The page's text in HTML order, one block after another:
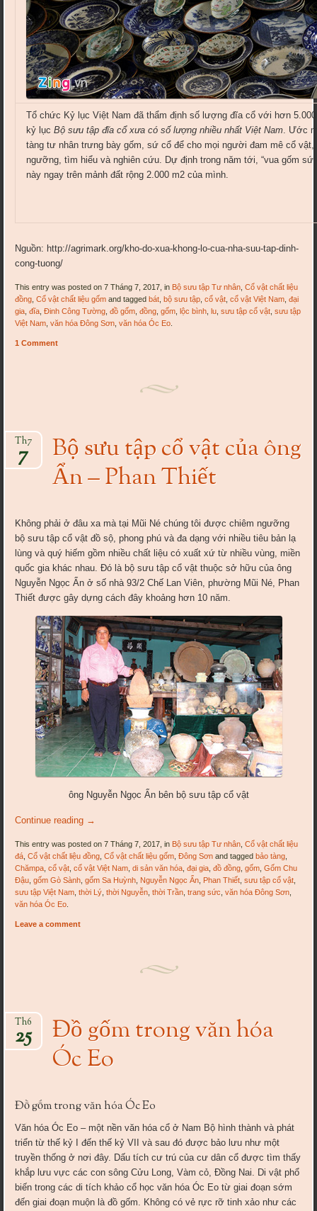
Tổ chức Kỷ lục Việt Nam đã thẩm định số lượng đĩa cổ với hơn
kỷ lục Bộ sưu tập đĩa cổ xưa có số lượng nhiều nhất Việt Nam . Ước
tàng tư nhân trưng bày gốm, sứ cổ để cho mọi người đam mê cổ
ngưỡng, tìm hiểu và nghiên cứu. Dự định trong năm tới, “vua gốm sứ
này ngay trên mảnh đất rộng 2.000 m2 của mình.
Nguồn: http://agrimark.org/kho-do-xua-khong-lo-cua-nha-suu-tap-dinh-
cong-tuong/
This entry was posted on 7 Tháng 7, 2017, in Bộ sưu tập Tư nhân ,Cổ vật chất liệu
đồng ,Cổ vật chất liệu gốm and taggedbát ,bộ sưu tập ,cổ vật ,cổ vật Việt Nam ,đại
gia ,đĩa ,Đinh Công Tường ,đồ gốm ,đồng ,gốm ,lộc bình ,lu ,sưu tập cổ vật ,sưu tập
Việt Nam ,văn hóa Đông Sơn ,văn hóa Óc Eo
1 Comment
Bộ sưu tập cổ vật của ông
Ẩn – Phan Thiết
Th7
7
Không phải ở đâu xa mà tại Mũi Né chúng tôi được chiêm ngưỡng
bộ sưu tập cổ vật đồ sộ, phong phú và đa dạng với nhiều tiêu bản lạ
lùng và quý hiếm gồm nhiều chất liệu có xuất xứ từ nhiều vùng, miền
quốc gia khác nhau. Đó là bộ sưu tập cổ vật thuộc sở hữu của ông
Nguyễn Ngọc Ẩn ở số nhà 93/2 Chế Lan Viên, phường Mũi Né, Phan
Thiết được gây dựng cách đây khoảng hơn 10 năm.
ông Nguyễn Ngọc Ẩn bên bộ sưu tập cổ vật
Continue reading →
This entry was posted on 7 Tháng 7, 2017, in Bộ sưu tập Tư nhân ,Cổ vật chất liệu
đá ,Cổ vật chất liệu đồng ,Cổ vật chất liệu gốm ,Đông Sơn and taggedbảo tàng
Chămpa ,cổ vật ,cổ vật Việt Nam ,di sản văn hóa ,đại gia ,đồ đồng ,gốm ,Gốm Chu
Đậu ,gốm Gò Sành ,gốm Sa Huỳnh Nguyễn Ngọc Ẩn Phan Thiết ,sưu tập cổ vật
sưu tập Việt Nam ,thời Lý ,thời Nguyễn ,thời Trần ,trang sức ,văn hóa Đông Sơn
văn hóa Óc Eo
Leave a comment
Đồ gốm trong văn hóa
Óc Eo
Th6
25
Đồ gốm trong văn hóa Óc Eo
Văn hóa Óc Eo – một nền văn hóa cổ ở Nam Bộ hình thành và phát
triển từ thế kỷ I đến thế kỷ VII và sau đó được bảo lưu như một
truyền thống ở nơi đây. Dấu tích cư trú của cư dân cổ được tìm thấy
khắp lưu vực các con sông Cửu Long, Vàm cỏ, Đồng Nai. Di vật phổ
biến trong các di tích khảo cổ học văn hóa Óc Eo từ giai đoạn sớm
đến giai đoạn muộn là đồ gốm. Không có vẻ rực rỡ tinh xảo như các